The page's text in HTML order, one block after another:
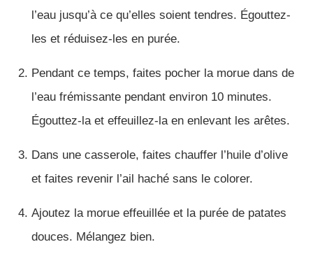
l’eau jusqu’à ce qu’elles soient tendres. Égouttez-
les et réduisez-les en purée.
Pendant ce temps, faites pocher la morue dans de
l’eau frémissante pendant environ 10 minutes.
Égouttez-la et effeuillez-la en enlevant les arêtes.
Dans une casserole, faites chauffer l’huile d’olive
et faites revenir l’ail haché sans le colorer.
Ajoutez la morue effeuillée et la purée de patates
douces. Mélangez bien.